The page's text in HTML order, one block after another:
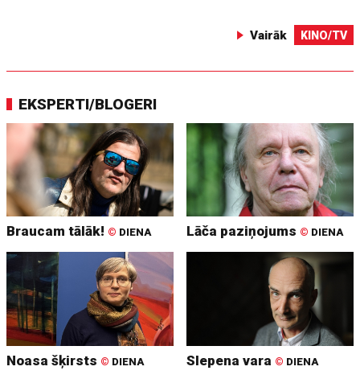
Vairāk KINO/TV
EKSPERTI/BLOGERI
Braucam tālāk! © DIENA Lāča paziņojums © DIENA
Noasa šķirsts © DIENA Slepena vara © DIENA